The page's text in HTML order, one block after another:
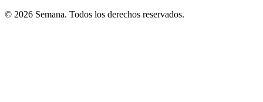
© 2026 Semana. Todos los derechos reservados.